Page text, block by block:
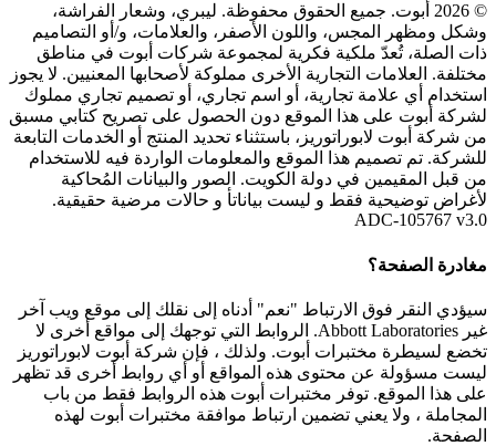
© 2026 أبوت. جميع الحقوق محفوظة. ليبري، وشعار الفراشة،
وشكل ومظهر المجس، واللون الأصفر، والعلامات، و/أو التصاميم
ذات الصلة، تُعدّ ملكية فكرية لمجموعة شركات أبوت في مناطق
مختلفة. العلامات التجارية الأخرى مملوكة لأصحابها المعنيين. لا يجوز
استخدام أي علامة تجارية، أو اسم تجاري، أو تصميم تجاري مملوك
لشركة أبوت على هذا الموقع دون الحصول على تصريح كتابي مسبق
من شركة أبوت لابوراتوريز، باستثناء تحديد المنتج أو الخدمات التابعة
للشركة. تم تصميم هذا الموقع والمعلومات الواردة فيه للاستخدام
من قبل المقيمين في دولة الكويت. الصور والبيانات المُحاكية
لأغراض توضيحية فقط و ليست بياناتأ و حالات مرضية حقيقية.
ADC-105767 v3.0
مغادرة الصفحة؟
سيؤدي النقر فوق الارتباط "نعم" أدناه إلى نقلك إلى موقع ويب آخر
غير Abbott Laboratories. الروابط التي توجهك إلى مواقع أخرى لا
تخضع لسيطرة مختبرات أبوت. ولذلك ، فإن شركة أبوت لابوراتوريز
ليست مسؤولة عن محتوى هذه المواقع أو أي روابط أخرى قد تظهر
على هذا الموقع. توفر مختبرات أبوت هذه الروابط فقط من باب
المجاملة ، ولا يعني تضمين ارتباط موافقة مختبرات أبوت لهذه
الصفحة.